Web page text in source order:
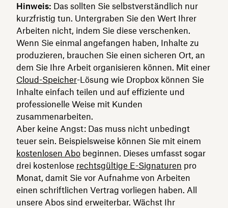
Hinweis: Das sollten Sie selbstverständlich nur
kurzfristig tun. Untergraben Sie den Wert Ihrer
Arbeiten nicht, indem Sie diese verschenken.
Wenn Sie einmal angefangen haben, Inhalte zu
produzieren, brauchen Sie einen sicheren Ort, an
dem Sie Ihre Arbeit organisieren können. Mit einer
Cloud-Speicher-Lösung wie Dropbox können Sie
Inhalte einfach teilen und auf effiziente und
professionelle Weise mit Kunden
zusammenarbeiten.
Aber keine Angst: Das muss nicht unbedingt
teuer sein. Beispielsweise können Sie mit einem
kostenlosen Abo beginnen. Dieses umfasst sogar
drei kostenlose rechtsgültige E-Signaturen pro
Monat, damit Sie vor Aufnahme von Arbeiten
einen schriftlichen Vertrag vorliegen haben. All
unsere Abos sind erweiterbar. Wächst Ihr